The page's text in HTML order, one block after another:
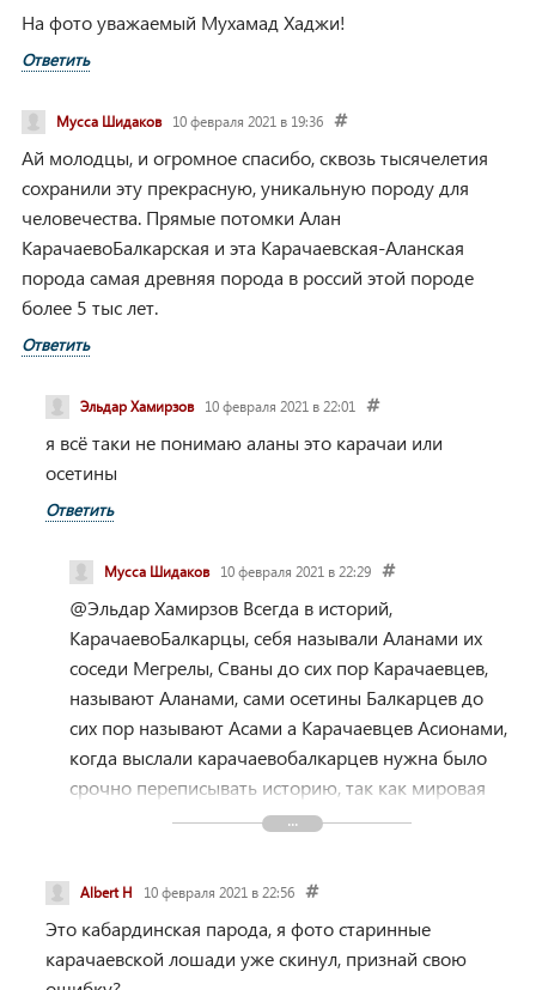
На фото уважаемый Мухамад Хаджи!
Ответить
Мусса Шидаков 10 февраля 2021 в 19:36
Ай молодцы, и огромное спасибо, сквозь тысячелетия
сохранили эту прекрасную, уникальную породу для
человечества. Прямые потомки Алан
КарачаевоБалкарская и эта Карачаевская-Аланская
порода самая древняя порода в россий этой породе
более 5 тыс лет.
Ответить
Эльдар Хамирзов 10 февраля 2021 в 22:01
я всё таки не понимаю аланы это карачаи или
осетины
Ответить
Мусса Шидаков 10 февраля 2021 в 22:29
@Эльдар ХамирзовВсегда в историй,
КарачаевоБалкарцы, себя называли Аланами их
соседи Мегрелы, Сваны до сих пор Карачаевцев,
называют Аланами, сами осетины Балкарцев до
сих пор называют Асами а Карачаевцев Асионами,
когда выслали карачаевобалкарцев нужна было
срочно переписывать историю, так как мировая
история, всегда знала что остатки Алан есть на
устроили геноцид, что выслали Алан. Вот и
навязали Алан ствола осетинам,первое время
народ который считал себя всегда иристон, ирон
на штыки принимало все это, а при Сталине как
Albert H 10 февраля 2021 в 22:56
Это кабардинская парода, я фото старинные
карачаевской лошади уже скинул, признай свою